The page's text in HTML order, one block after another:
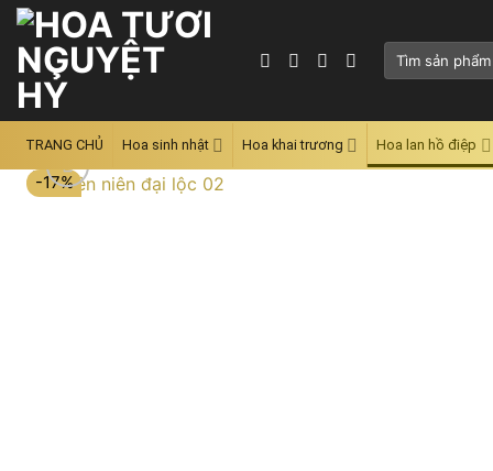
Skip
content
Tìm
TRANG CHỦ Hoa sinh nhật Hoa khai trương Hoa lan hồ điệp
-17%